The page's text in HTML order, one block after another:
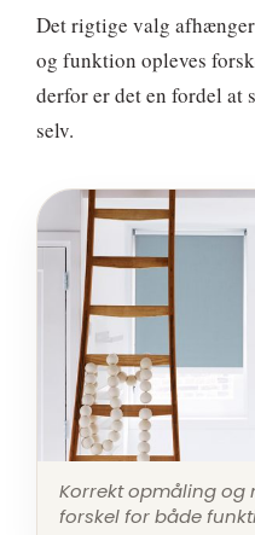
Det rigtige valg
og funktion opleves
derfor er det en fordel at
selv.
Korrekt opmåling og
forskel for både